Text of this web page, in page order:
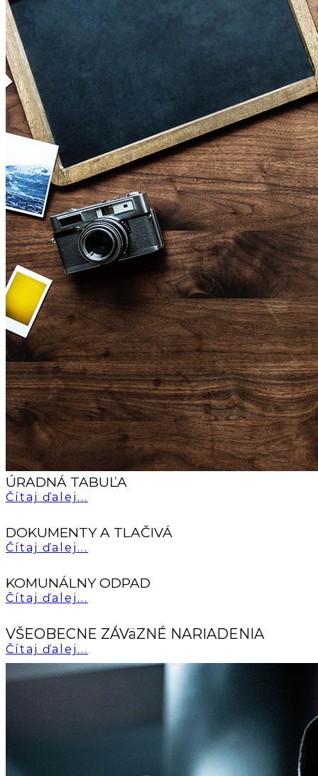
ÚRADNÁ TABUĽA
Čítaj ďalej...
DOKUMENTY A TLAČIVÁ
Čítaj ďalej...
KOMUNÁLNY ODPAD
Čítaj ďalej...
VŠEOBECNE ZÁVäZNÉ NARIADENIA
Čítaj ďalej...